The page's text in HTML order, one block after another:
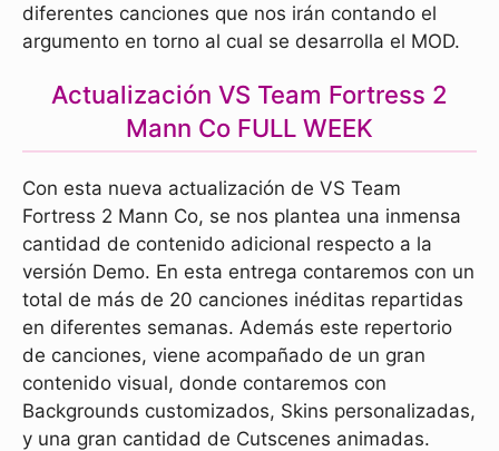
diferentes canciones que nos irán contando el
argumento en torno al cual se desarrolla el MOD.
Actualización VS Team Fortress 2
Mann Co FULL WEEK
Con esta nueva actualización de VS Team
Fortress 2 Mann Co, se nos plantea una inmensa
cantidad de contenido adicional respecto a la
versión Demo. En esta entrega contaremos con un
total de más de 20 canciones inéditas repartidas
en diferentes semanas. Además este repertorio
de canciones, viene acompañado de un gran
contenido visual, donde contaremos con
Backgrounds customizados, Skins personalizadas,
y una gran cantidad de Cutscenes animadas.